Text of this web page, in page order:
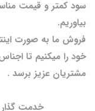
سود کمتر و قیمت
بیاوریم.
فروش ما به صورت
خود را میکنیم تا
مشتریان عزیز برسد .
خدمت گذار